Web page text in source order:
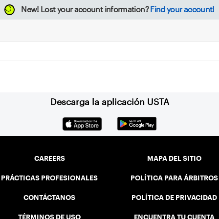
New! Lost your account information? Find your account!
Descarga la aplicación USTA
CAREERS
PRÁCTICAS PROFESIONALES
CONTÁCTANOS
TÉRMINOS DE USO
MAPA DEL SITIO
POLÍTICA PARA ÁRBITROS
POLÍTICA DE PRIVACIDAD
ENCUENTRA TU CUENTA